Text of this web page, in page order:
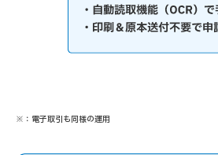
※：電子取引も同様の運用